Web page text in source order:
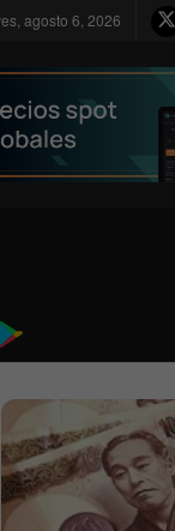
agosto 6, 2026